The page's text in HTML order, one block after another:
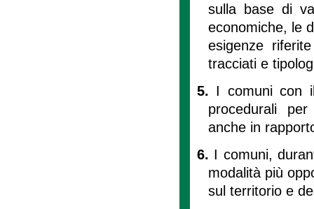
sulla base di
economiche, le
esigenze
tracciati e
5. I comuni con
procedurali
anche in
6. I comuni,
modalità più
sul territorio e